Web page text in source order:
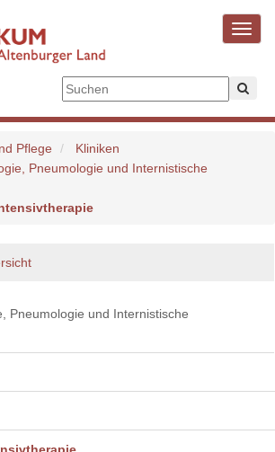
Pflege
Kliniken
Pneumologie und Internistische
Pneumologie und Internistische